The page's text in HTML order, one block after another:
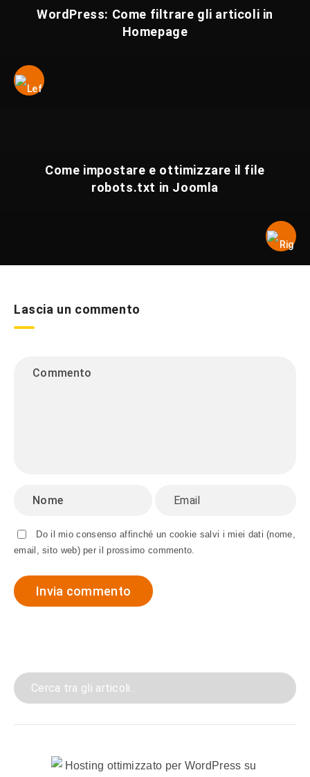
WordPress: Come filtrare gli articoli in
Homepage
Come impostare e ottimizzare il file
robots.txt in Joomla
Lascia un commento
Do il mio consenso affinché un cookie salvi i miei dati (nome,
email, sito web) per il prossimo commento.